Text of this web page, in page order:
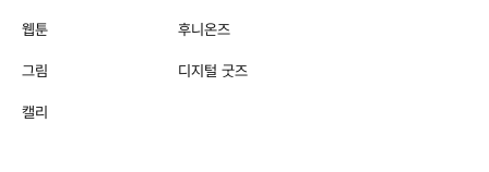
웹툰
그림
캘리
후니온즈
디지털 굿즈